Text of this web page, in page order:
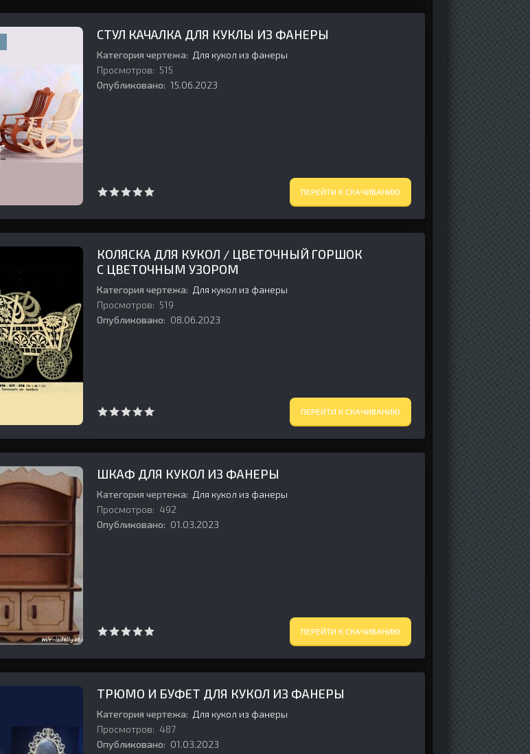
СТУЛ КАЧАЛКА ДЛЯ КУКЛЫ ИЗ ФАНЕРЫ
Категория чертежа: Для кукол из фанеры
Просмотров: 515
Опубликовано: 15.06.2023
ПЕРЕЙТИ К СКАЧИВАНИЮ
КОЛЯСКА ДЛЯ КУКОЛ / ЦВЕТОЧНЫЙ ГОРШОК
С ЦВЕТОЧНЫМ УЗОРОМ
Категория чертежа: Для кукол из фанеры
Просмотров: 519
Опубликовано: 08.06.2023
ПЕРЕЙТИ К СКАЧИВАНИЮ
ШКАФ ДЛЯ КУКОЛ ИЗ ФАНЕРЫ
Категория чертежа: Для кукол из фанеры
Просмотров: 492
Опубликовано: 01.03.2023
ПЕРЕЙТИ К СКАЧИВАНИЮ
ТРЮМО И БУФЕТ ДЛЯ КУКОЛ ИЗ ФАНЕРЫ
Категория чертежа: Для кукол из фанеры
Просмотров: 487
Опубликовано: 01.03.2023